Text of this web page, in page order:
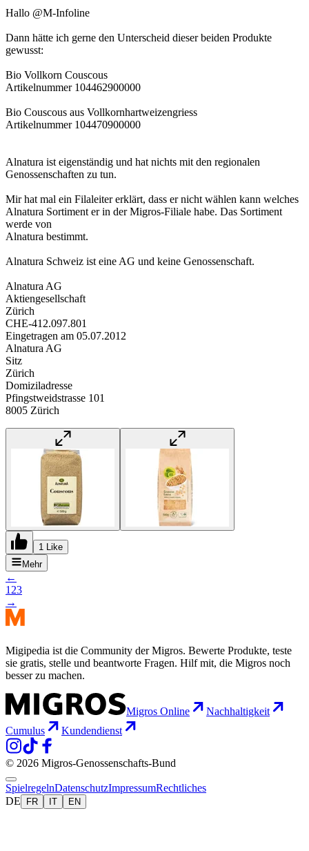
Hallo @M-Infoline
Dann hätte ich gerne den Unterscheid dieser beiden Produkte
gewusst:
Bio Vollkorn Couscous
Artikelnummer 104462900000
Bio Couscous aus Vollkornhartweizengriess
Artikelnummer 104470900000
Alnatura ist eigenständig und hat nichts mit den regionalen
Genossenschaften zu tun.
Mir hat mal ein Filaleiter erklärt, dass er nicht wählen kann welches
Alnatura Sortiment er in der Migros-Filiale habe. Das Sortiment
werde von
Alnatura bestimmt.
Alnatura Schweiz ist eine AG und keine Genossenschaft.
Alnatura AG
Aktiengesellschaft
Zürich
CHE-412.097.801
Eingetragen am 05.07.2012
Alnatura AG
Sitz
Zürich
Domiziladresse
Pfingstweidstrasse 101
8005 Zürich
1 Like
Mehr
←
1 23
→
Migipedia ist die Community der Migros. Bewerte Produkte, teste
sie gratis, stelle und beantworte Fragen. Hilf mit, die Migros noch
besser zu machen.
Migros Online
Nachhaltigkeit
Cumulus
Kundendienst
© 2026 Migros-Genossenschafts-Bund
SpielregelnDatenschutzImpressumRechtliches
DE
FR IT EN